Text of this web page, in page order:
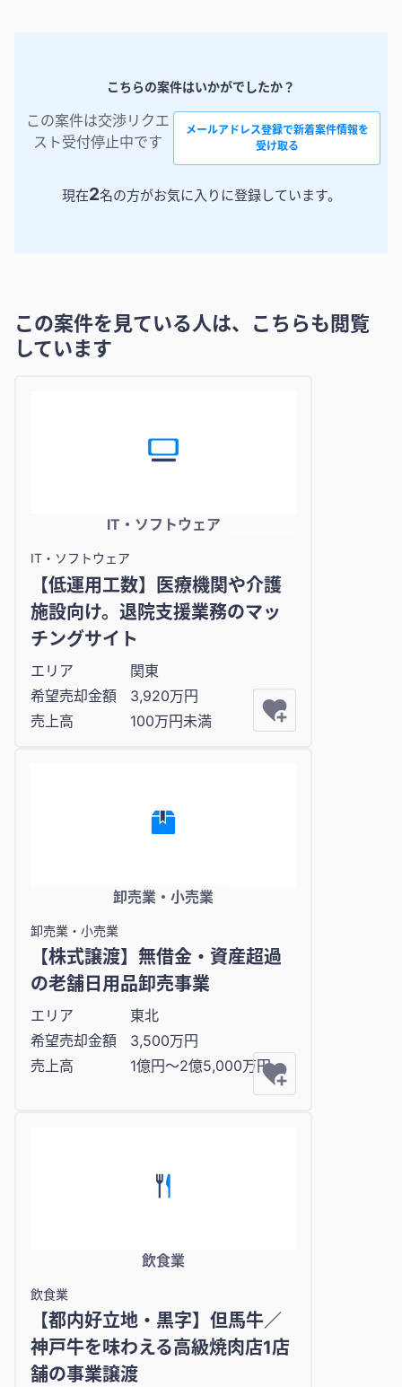
こちらの案件はいかがでしたか？
この案件は交渉リクエ
スト受付停止中です
メールアドレス登録で新着案件情報を
受け取る
現在2名の方がお気に入りに登録しています。
この案件を見ている人は、こちらも閲覧
しています
IT・ソフトウェア
IT・ソフトウェア
【低運用工数】医療機関や介護
施設向け。退院支援業務のマッ
チングサイト
エリア
関東
希望売却金額
3,920万円
売上高
100万円未満
卸売業・小売業
卸売業・小売業
【株式譲渡】無借金・資産超過
の老舗日用品卸売事業
エリア
東北
希望売却金額
3,500万円
売上高
1億円〜2億5,000万円
飲食業
飲食業
【都内好立地・黒字】但馬牛／
神戸牛を味わえる高級焼肉店1店
舗の事業譲渡